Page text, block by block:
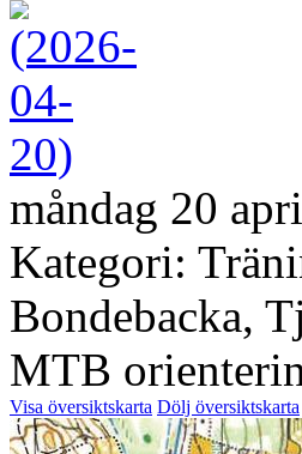
måndag 20
Kategori:
Bondebacka,
MTB
Visa översiktskarta Dölj översiktskarta